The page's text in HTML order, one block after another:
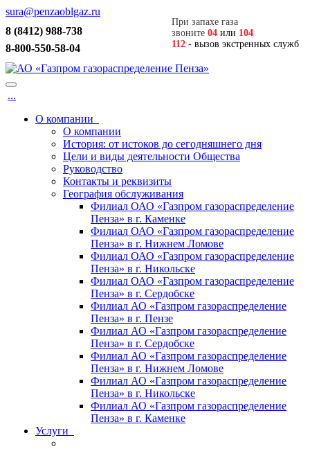
sura@penzaoblgaz.ru
8 (8412) 988-738
8-800-550-58-04
При запахе газа
звоните 04 или 104
112 - вызов экстренных служб
...
О компании
О компании
История: от истоков до сегодняшнего дня
Цели и виды деятельности Общества
Руководство
Контакты и реквизиты
География обслуживания
Филиал ОАО «Газпром газораспределение
Пенза» в г. Каменке
Филиал ОАО «Газпром газораспределение
Пенза» в г. Нижнем Ломове
Филиал ОАО «Газпром газораспределение
Пенза» в г. Никольске
Филиал ОАО «Газпром газораспределение
Пенза» в г. Сердобске
Филиал АО «Газпром газораспределение
Пенза» в г. Пензе
Филиал АО «Газпром газораспределение
Пенза» в г. Сердобске
Филиал АО «Газпром газораспределение
Пенза» в г. Нижнем Ломове
Филиал АО «Газпром газораспределение
Пенза» в г. Никольске
Филиал АО «Газпром газораспределение
Пенза» в г. Каменке
Услуги